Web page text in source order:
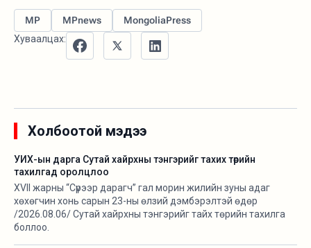
MP MPnews
MongoliaPress
Хуваалцах:
Холбоотой мэдээ
УИХ-ын дарга Сутай хайрхны тэнгэрийг тахих төрийн
тахилгад оролцлоо
XVII жарны “Сүрээр дарагч” гал морин жилийн зуны адаг
хөхөгчин хонь сарын 23-ны өлзий дэмбэрэлтэй өдөр
/2026.08.06/ Сутай хайрхны тэнгэрийг тайх төрийн тахилга
боллоо.